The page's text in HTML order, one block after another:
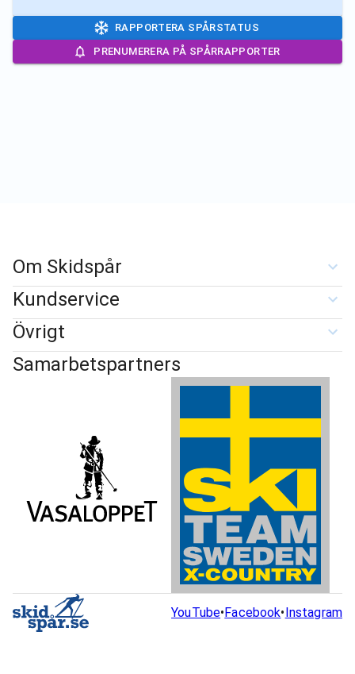
RAPPORTERA SPÅRSTATUS
PRENUMERERA PÅ SPÅRRAPPORTER
Om Skidspår
Kundservice
Övrigt
Samarbetspartners
YouTube•Facebook•Instagram